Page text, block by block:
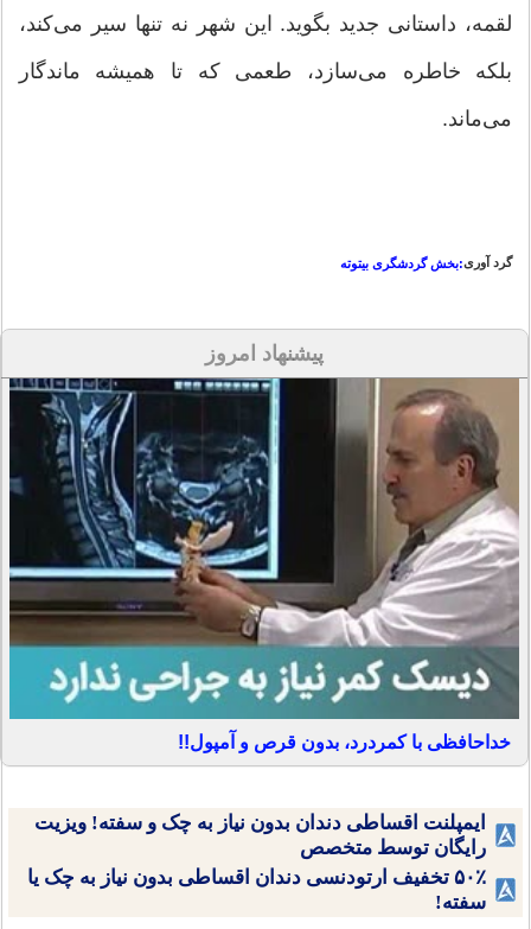
لقمه، داستانی جدید بگوید. این شهر نه تنها سیر می‌کند،
بلکه خاطره می‌سازد، طعمی که تا همیشه ماندگار
می‌ماند.
گرد آوری:بخش گردشگری بیتوته
پیشنهاد امروز
خداحافظی با کمردرد، بدون قرص و آمپول!!
ایمپلنت اقساطی دندان بدون نیاز به چک و سفته! ویزیت
رایگان توسط متخصص
۵۰٪ تخفیف ارتودنسی دندان اقساطی بدون نیاز به چک یا
سفته!